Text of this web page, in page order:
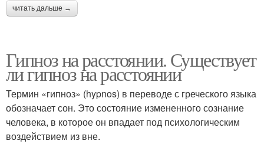
читать дальше →
Гипноз на расстоянии. Существует
ли гипноз на расстоянии
Термин «гипноз» (hypnos) в переводе с греческого языка
обозначает сон. Это состояние измененного сознание
человека, в которое он впадает под психологическим
воздействием из вне.